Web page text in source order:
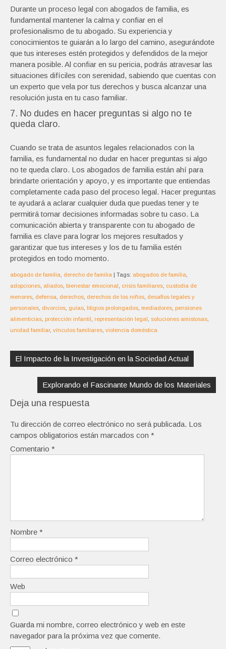
Durante un proceso legal con abogados de familia, es
fundamental mantener la calma y confiar en el
profesionalismo de tu abogado. Su experiencia y
conocimientos te guiarán a lo largo del camino, asegurándote
que tus intereses estén protegidos y defendidos de la mejor
manera posible. Al confiar en su pericia, podrás atravesar las
situaciones difíciles con serenidad, sabiendo que cuentas con
un experto que vela por tus derechos y busca alcanzar una
resolución justa en tu caso familiar.
7. No dudes en hacer preguntas si algo no te
queda claro.
Cuando se trata de asuntos legales relacionados con la
familia, es fundamental no dudar en hacer preguntas si algo
no te queda claro. Los abogados de familia están ahí para
brindarte orientación y apoyo, y es importante que entiendas
completamente cada paso del proceso legal. Hacer preguntas
te ayudará a aclarar cualquier duda que puedas tener y te
permitirá tomar decisiones informadas sobre tu caso. La
comunicación abierta y transparente con tu abogado de
familia es clave para lograr los mejores resultados y
garantizar que tus intereses y los de tu familia estén
protegidos en todo momento.
abogado de familia derecho de familia | Tags: abogados de familia
adopciones aliados bienestar emocional crisis familiares custodia de
menores defensa derechos derechos de los niños desafíos legales y
personales divorcios guías litigios prolongados mediadores pensiones
alimenticias protección infantil representación legal soluciones amistosas
unidad familiar, vínculos familiares violencia doméstica
de
entradas
El Impacto de la Investigación en la Sociedad Actual
Explorando el Fascinante Mundo de los Materiales
Deja una respuesta
Tu dirección de correo electrónico no será publicada. Los
campos obligatorios están marcados con *
Comentario *
Nombre *
Correo electrónico *
Web
Guarda mi nombre, correo electrónico y web en este
navegador para la próxima vez que comente.